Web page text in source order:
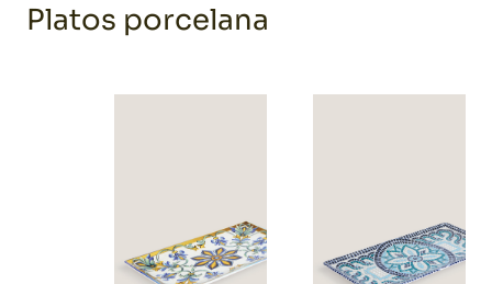
Platos porcelana